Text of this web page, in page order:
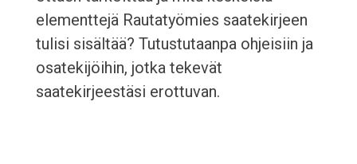
elementtejä Rautatyömies saatekirjeen
tulisi sisältää? Tutustutaanpa ohjeisiin ja
osatekijöihin, jotka tekevät
saatekirjeestäsi erottuvan.